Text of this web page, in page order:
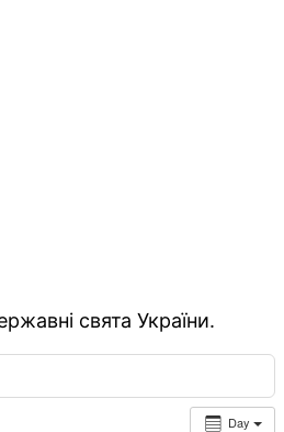
свята України.
Day